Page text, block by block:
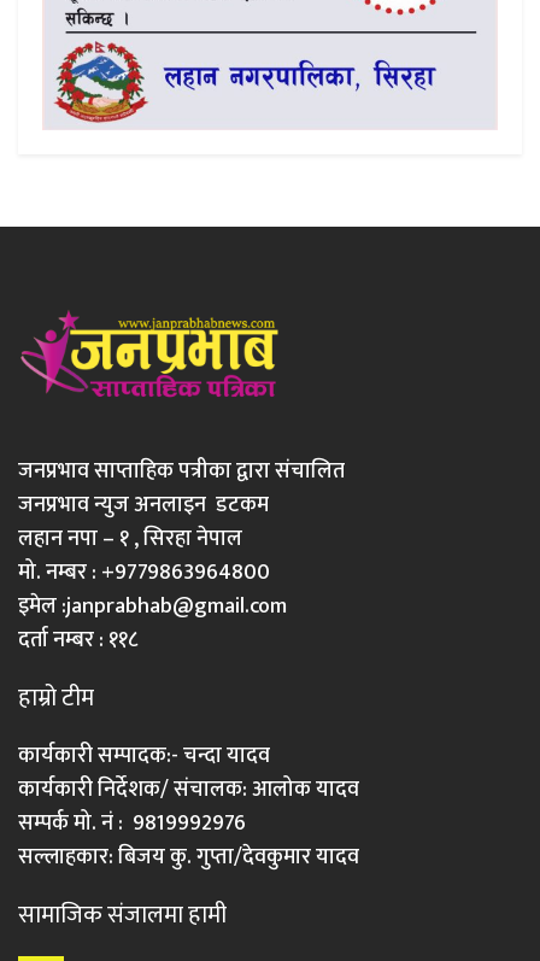
जनप्रभाव साप्ताहिक पत्रीका द्वारा संचालित
जनप्रभाव न्युज अनलाइन डटकम
लहान नपा – १ , सिरहा नेपाल
मो. नम्बर : +9779863964800
इमेल :janprabhab@gmail.com
दर्ता नम्बर : ११८
हाम्रो टीम
कार्यकारी सम्पादक:- चन्दा यादव
कार्यकारी निर्देशक/ संचालक: आलोक यादव
सम्पर्क मो. नं : 9819992976
सल्लाहकार: बिजय कु. गुप्ता/देवकुमार यादव
सामाजिक संजालमा हामी